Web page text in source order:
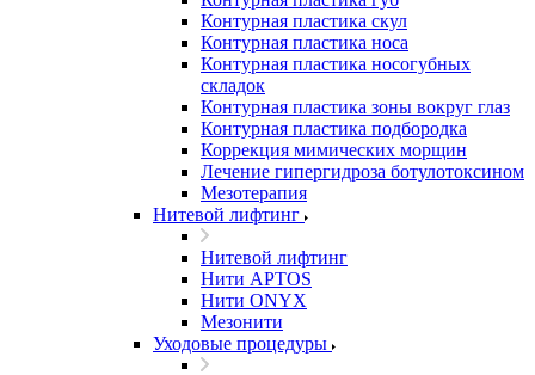
Контурная пластика скул
Контурная пластика носа
Контурная пластика носогубных
складок
Контурная пластика зоны вокруг глаз
Контурная пластика подбородка
Коррекция мимических морщин
Лечение гипергидроза ботулотоксином
Мезотерапия
Нитевой лифтинг
Нитевой лифтинг
Нити APTOS
Нити ONYX
Мезонити
Уходовые процедуры